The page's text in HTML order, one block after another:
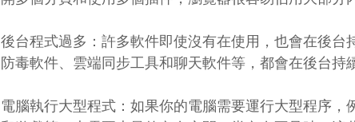
後台程式過多：許多軟件即使沒有在使用，也會在後台
防毒軟件、雲端同步工具和聊天軟件等，都會在後台持續
電腦執行大型程式：如果你的電腦需要運行大型程序，